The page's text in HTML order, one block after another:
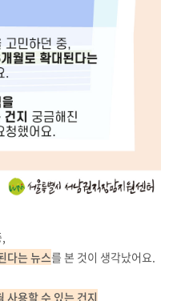
다는 뉴스를 본 것이 생각났어요.
사용할 수 있는 건지